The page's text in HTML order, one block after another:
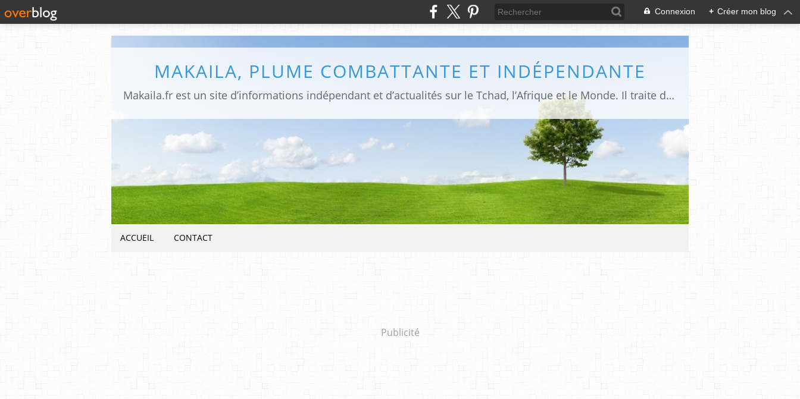
Connexion + Créer mon blog
MAKAILA, PLUME COMBATTANTE ET INDÉPENDANTE
Makaila.fr est un site d’informations indépendant et d’actualités sur le Tchad, l’Afrique et le Monde. Il traite des sujets variés entre autres: la politique, les droits humains, les libertés, le social, l’économique,la culture etc.
ACCUEIL CONTACT
Publicité